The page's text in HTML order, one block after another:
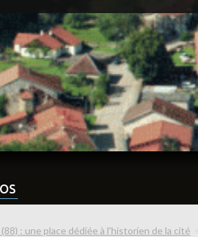
(88) : une place dédiée à l'historien de la cité